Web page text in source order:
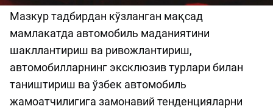
Мазкур тадбирдан кўзланган мақсад
мамлакатда автомобиль маданиятини
шакллантириш ва ривожлантириш,
автомобилларнинг эксклюзив турлари билан
таништириш ва ўзбек автомобиль
жамоатчилигига замонавий тенденцияларни